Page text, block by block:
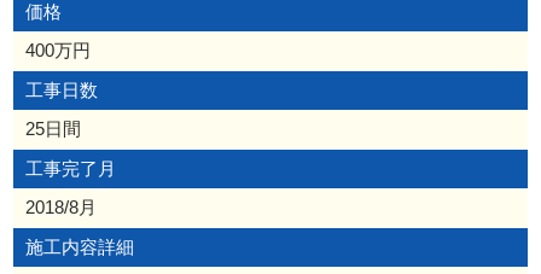
価格
400万円
工事日数
25日間
工事完了月
2018/8月
施工内容詳細